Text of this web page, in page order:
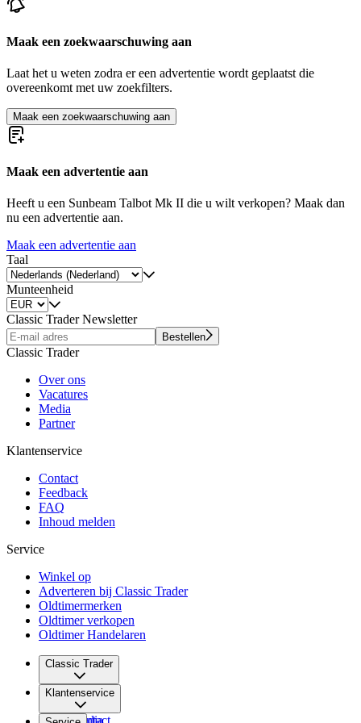
Maak een zoekwaarschuwing aan
Laat het u weten zodra er een advertentie wordt geplaatst die
overeenkomt met uw zoekfilters.
Maak een zoekwaarschuwing aan
Maak een advertentie aan
Heeft u een Sunbeam Talbot Mk II die u wilt verkopen? Maak dan
nu een advertentie aan.
Maak een advertentie aan
Taal
Munteenheid
Classic Trader Newsletter
Bestellen
Classic Trader
Over ons
Vacatures
Media
Partner
Klantenservice
Contact
Feedback
FAQ
Inhoud melden
Service
Winkel op
Adverteren bij Classic Trader
Oldtimermerken
Oldtimer verkopen
Oldtimer Handelaren
Classic Trader
Over ons
Vacatures
Klantenservice